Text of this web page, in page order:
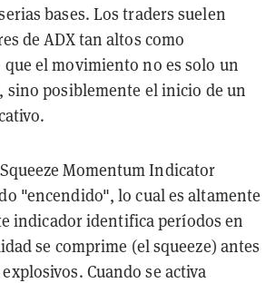
bases. Los traders suelen
de ADX tan altos como
el movimiento no es solo un
sino posiblemente el inicio de un
Momentum Indicator
"encendido", lo cual es altamente
indicador identifica períodos en
se comprime (el squeeze) antes
Cuando se activa